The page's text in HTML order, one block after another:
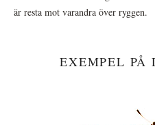
är resta mot varandra över ryggen.
EXEMPEL PÅ